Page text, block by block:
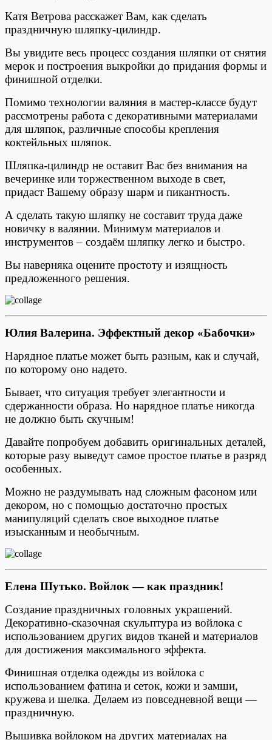
Катя Ветрова расскажет Вам, как сделать
праздничную шляпку-цилиндр.
Вы увидите весь процесс создания шляпки от снятия
мерок и построения выкройки до придания формы и
финишной отделки.
Помимо технологии валяния в мастер-классе будут
рассмотрены работа с декоративными материалами
для шляпок, различные способы крепления
коктейльных шляпок.
Шляпка-цилиндр не оставит Вас без внимания на
вечеринке или торжественном выходе в свет,
придаст Вашему образу шарм и пикантность.
А сделать такую шляпку не составит труда даже
новичку в валянии. Минимум материалов и
инструментов – создаём шляпку легко и быстро.
Вы наверняка оцените простоту и изящность
предложенного решения.
Юлия Валерина. Эффектный декор «Бабочки»
Нарядное платье может быть разным, как и случай,
по которому оно надето.
Бывает, что ситуация требует элегантности и
сдержанности образа. Но нарядное платье никогда
не должно быть скучным!
Давайте попробуем добавить оригинальных деталей,
которые разу выведут самое простое платье в разряд
особенных.
Можно не раздумывать над сложным фасоном или
декором, но с помощью достаточно простых
манипуляций сделать свое выходное платье
изысканным и необычным.
Елена Шутько. Войлок — как праздник!
Создание праздничных головных украшений.
Декоративно-сказочная скульптура из войлока с
использованием других видов тканей и материалов
для достижения максимального эффекта.
Финишная отделка одежды из войлока с
использованием фатина и сеток, кожи и замши,
кружева и шелка. Делаем из повседневной вещи —
праздничную.
Вышивка войлоком на других материалах на